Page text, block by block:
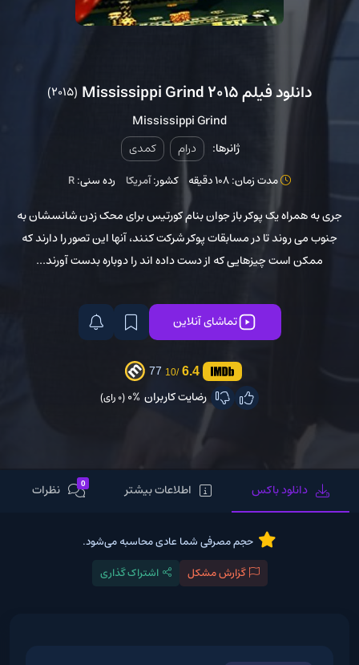
دانلود فیلم Mississippi Grind 2015 (2015)
Mississippi Grind
ژانرها: درام کمدی
مدت زمان: 108 دقیقه کشور:آمریکا رده سنی:R
جری به همراه یک پوکر باز جوان بنام کورتیس برای محک زدن شانسشان به
جنوب می روند تا در مسابقات پوکر شرکت کنند، آنها این تصور را دارند که
ممکن است چیزهایی که از دست داده اند را دوباره بدست آورند...
تماشای آنلاین
6.4
/10
77
رضایت کاربران 0%(0 رای)
دانلود باکس اطلاعات بیشتر 0 نظرات
حجم مصرفی شما عادی محاسبه می‌شود.
گزارش مشکل
اشتراک گذاری